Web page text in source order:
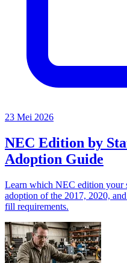
23 Mei 2026
NEC Edition by
Adoption Guide
Learn which NEC edition your
adoption of the 2017, 2020,
fill requirements.